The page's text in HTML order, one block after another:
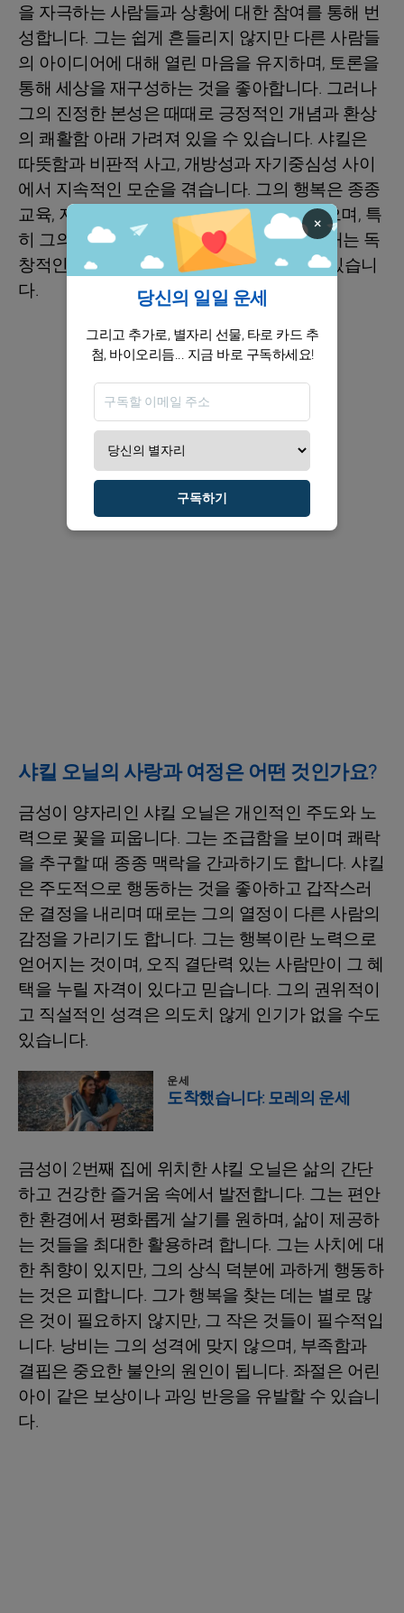
을 자극하는 사람들과 상황에 대한 참여를 통해 번
성합니다. 그는 쉽게 흔들리지 않지만 다른 사람들
의 아이디어에 대해 열린 마음을 유지하며, 토론을
통해 세상을 재구성하는 것을 좋아합니다. 그러나
그의 진정한 본성은 때때로 긍정적인 개념과 환상
의 쾌활함 아래 가려져 있을 수 있습니다. 샤킬은
따뜻함과 비판적 사고, 개방성과 자기중심성 사이
에서 지속적인 모순을 겪습니다. 그의 행복은 종종
교육, 저널리즘, 그리고 커뮤니케이션에 있으며, 특
히 그의 생동감 넘치는 성격과 지성을 드러내는 독
창적인 라이프스타일을 embracing하는 데 있습니
다.
샤킬 오닐의 사랑과 여정은 어떤 것인가요?
금성이 양자리인 샤킬 오닐은 개인적인 주도와 노
력으로 꽃을 피웁니다. 그는 조급함을 보이며 쾌락
을 추구할 때 종종 맥락을 간과하기도 합니다. 샤킬
은 주도적으로 행동하는 것을 좋아하고 갑작스러
운 결정을 내리며 때로는 그의 열정이 다른 사람의
감정을 가리기도 합니다. 그는 행복이란 노력으로
얻어지는 것이며, 오직 결단력 있는 사람만이 그 혜
택을 누릴 자격이 있다고 믿습니다. 그의 권위적이
고 직설적인 성격은 의도치 않게 인기가 없을 수도
있습니다.
운세
도착했습니다: 모레의 운세
금성이 2번째 집에 위치한 샤킬 오닐은 삶의 간단
하고 건강한 즐거움 속에서 발전합니다. 그는 편안
한 환경에서 평화롭게 살기를 원하며, 삶이 제공하
는 것들을 최대한 활용하려 합니다. 그는 사치에 대
한 취향이 있지만, 그의 상식 덕분에 과하게 행동하
는 것은 피합니다. 그가 행복을 찾는 데는 별로 많
은 것이 필요하지 않지만, 그 작은 것들이 필수적입
니다. 낭비는 그의 성격에 맞지 않으며, 부족함과
결핍은 중요한 불안의 원인이 됩니다. 좌절은 어린
아이 같은 보상이나 과잉 반응을 유발할 수 있습니
다.
×
당신의 일일 운세
그리고 추가로, 별자리 선물, 타로 카드 추
첨, 바이오리듬... 지금 바로 구독하세요!
구독하기